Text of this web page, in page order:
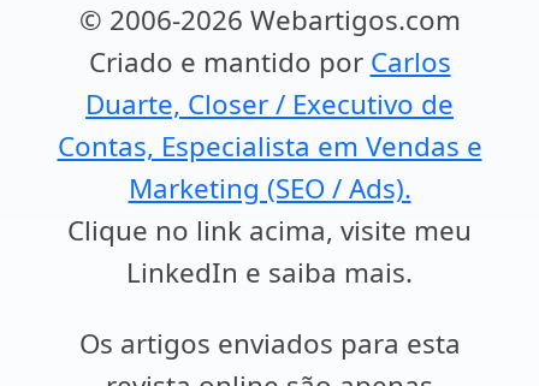
© 2006-2026 Webartigos.com
Criado e mantido por Carlos
Duarte, Closer / Executivo de
Contas, Especialista em Vendas e
Marketing (SEO / Ads).
Clique no link acima, visite meu
LinkedIn e saiba mais.
Os artigos enviados para esta